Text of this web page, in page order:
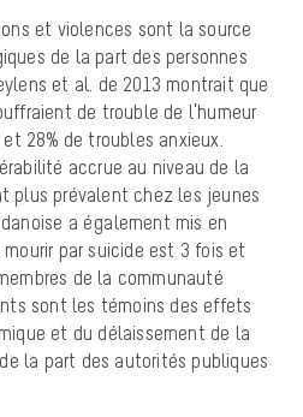
et violences sont la source
de la part des personnes
et al. de 2013 montrait que
de trouble de l’humeur
28% de troubles anxieux.
accrue au niveau de la
plus prévalent chez les jeunes
a également mis en
par suicide est 3 fois et
de la communauté
sont les témoins des effets
et du délaissement de la
la part des autorités publiques